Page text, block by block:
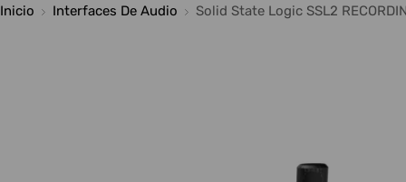
Inicio Interfaces De Audio Solid State Logic SSL2